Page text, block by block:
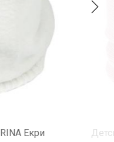
Екри